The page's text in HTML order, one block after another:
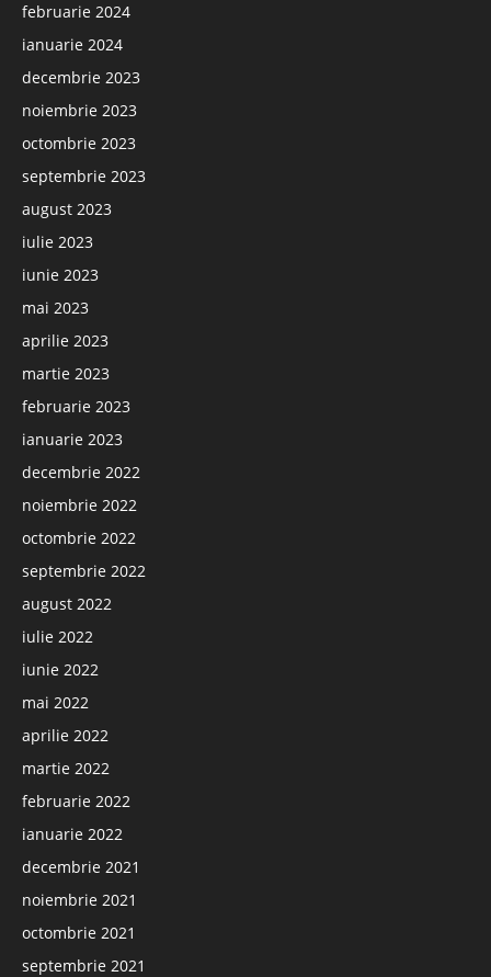
februarie 2024
ianuarie 2024
decembrie 2023
noiembrie 2023
octombrie 2023
septembrie 2023
august 2023
iulie 2023
iunie 2023
mai 2023
aprilie 2023
martie 2023
februarie 2023
ianuarie 2023
decembrie 2022
noiembrie 2022
octombrie 2022
septembrie 2022
august 2022
iulie 2022
iunie 2022
mai 2022
aprilie 2022
martie 2022
februarie 2022
ianuarie 2022
decembrie 2021
noiembrie 2021
octombrie 2021
septembrie 2021